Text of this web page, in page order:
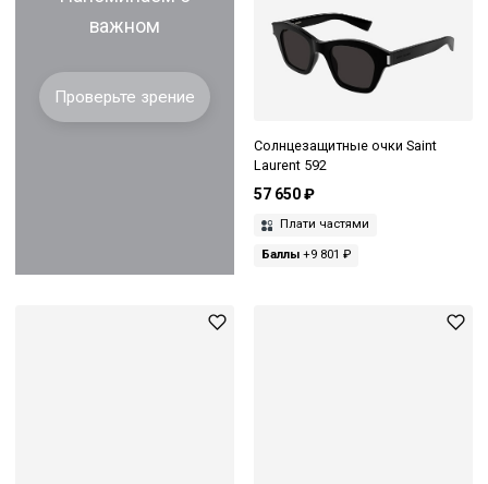
важном
Проверьте зрение
Солнцезащитные очки Saint
Laurent 592
57 650 ₽
Плати частями
Баллы+9 801 ₽